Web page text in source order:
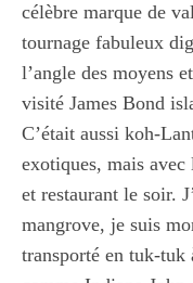
célèbre marque de
tournage fabuleux
l’angle des moyens
visité James Bond
C’était aussi koh-
exotiques, mais
et restaurant le soir.
mangrove, je suis
transporté en tuk-